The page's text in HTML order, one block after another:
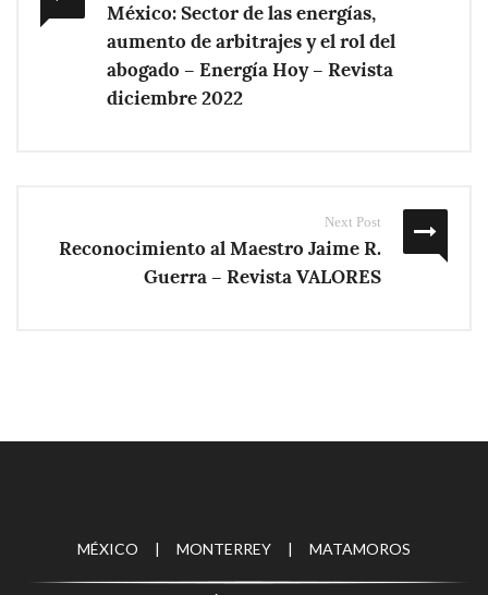
México: Sector de las energías,
aumento de arbitrajes y el rol del
abogado – Energía Hoy – Revista
diciembre 2022
Next Post
Reconocimiento al Maestro Jaime R.
Guerra – Revista VALORES
MÉXICO | MONTERREY | MATAMOROS